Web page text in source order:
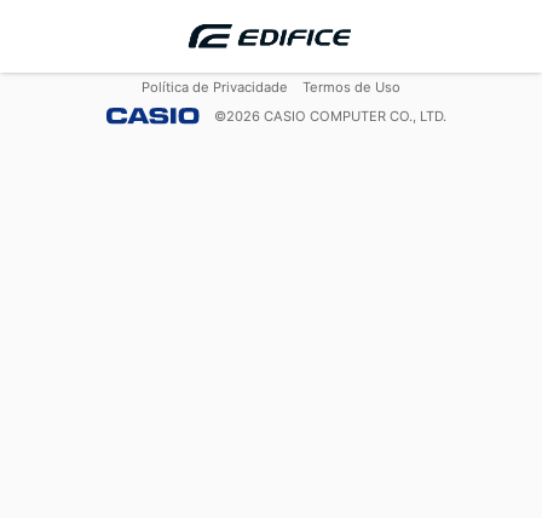
Política de Privacidade
Termos de Uso
©2026 CASIO COMPUTER CO., LTD.